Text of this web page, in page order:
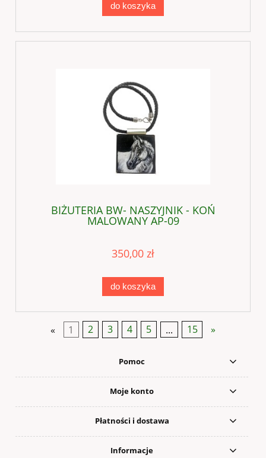
do koszyka
BIŻUTERIA BW- NASZYJNIK - KOŃ
MALOWANY AP-09
350,00 zł
do koszyka
« 1 2 3 4 5 ... 15 »
Pomoc
Moje konto
Płatności i dostawa
Informacje